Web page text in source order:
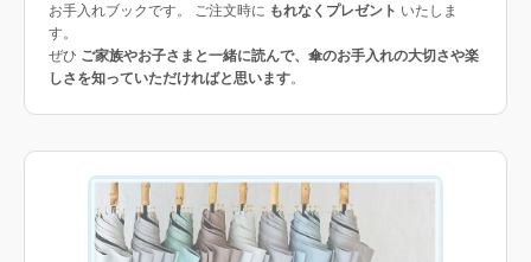
お手入れブックです。 ご注文時に もれなくプレゼント いたしま
す。
ぜひ ご家族やお子さまと一緒に読んで、傘のお手入れの大切さや楽
しさを知っていただければと思います。